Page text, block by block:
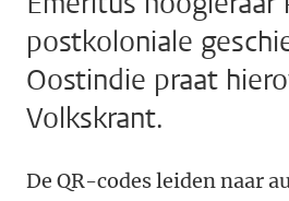
postkoloniale
Oostindie praat
Volkskrant.
De QR-codes leiden naar